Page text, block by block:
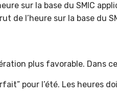
sur la base du SMIC
de l’heure sur la base du
plus favorable. Dans
pour l’été. Les heures